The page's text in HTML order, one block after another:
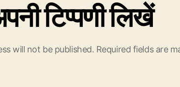
टिप्पणी लिखें
will not be published. Required fields are